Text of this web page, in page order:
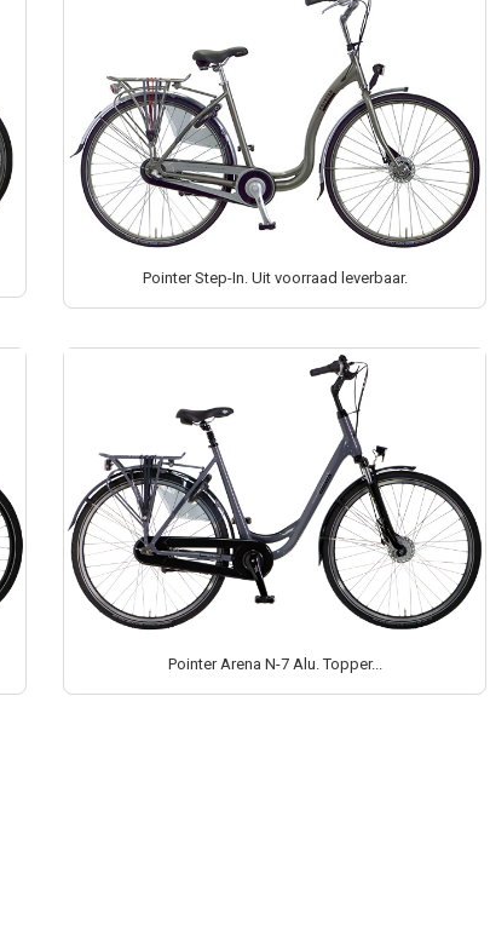
Pointer Step-In. Uit voorraad leverbaar.
Pointer Arena N-7 Alu. Topper...